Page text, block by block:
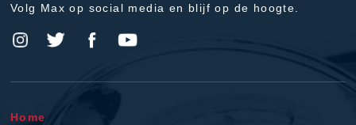
Volg Max op social media en blijf op de hoogte.
Home